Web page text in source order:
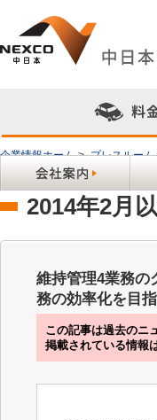
企業情報ホーム > プレスルーム
2014年2月
維持管理4業務の
務の効率化を目
この記事は過去のニ
掲載されている情報